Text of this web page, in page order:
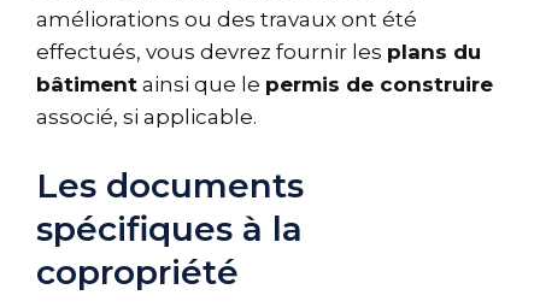
améliorations ou des travaux ont été
effectués, vous devrez fournir les plans du
bâtiment ainsi que le permis de construire
associé, si applicable.
Les documents
spécifiques à la
copropriété